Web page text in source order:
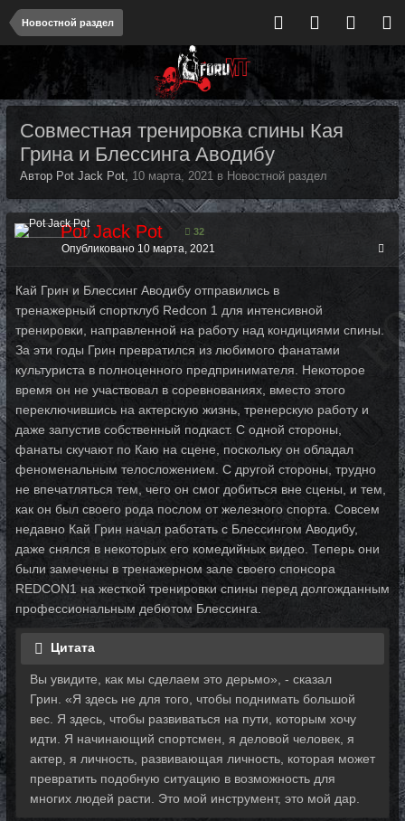
Новостной раздел
Совместная тренировка спины Кая
Грина и Блессинга Аводибу
Автор Pot Jack Pot, 10 марта, 2021 в Новостной раздел
Pot Jack Pot 32
Опубликовано 10 марта, 2021
Кай Грин и Блессинг Аводибу отправились в
тренажерный спортклуб Redcon 1 для интенсивной
тренировки, направленной на работу над кондициями спины.
За эти годы Грин превратился из любимого фанатами
культуриста в полноценного предпринимателя. Некоторое
время он не участвовал в соревнованиях, вместо этого
переключившись на актерскую жизнь, тренерскую работу и
даже запустив собственный подкаст. С одной стороны,
фанаты скучают по Каю на сцене, поскольку он обладал
феноменальным телосложением. С другой стороны, трудно
не впечатляться тем, чего он смог добиться вне сцены, и тем,
как он был своего рода послом от железного спорта. Совсем
недавно Кай Грин начал работать с Блессингом Аводибу,
даже снялся в некоторых его комедийных видео. Теперь они
были замечены в тренажерном зале своего спонсора
REDCON1 на жесткой тренировки спины перед долгожданным
профессиональным дебютом Блессинга.
Цитата
Вы увидите, как мы сделаем это дерьмо», - сказал
Грин. «Я здесь не для того, чтобы поднимать большой
вес. Я здесь, чтобы развиваться на пути, которым хочу
идти. Я начинающий спортсмен, я деловой человек, я
актер, я личность, развивающая личность, которая может
превратить подобную ситуацию в возможность для
многих людей расти. Это мой инструмент, это мой дар.